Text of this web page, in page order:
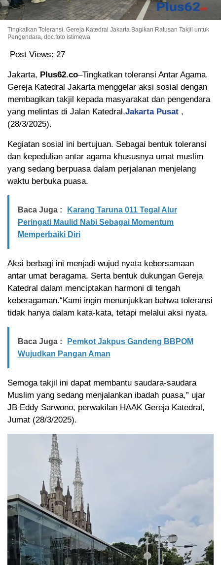
Tingkatkan Toleransi, Gereja Katedral Jakarta Bagikan Ratusan Takjil untuk
Pengendara, doc.foto istimewa
Post Views: 27
Jakarta, Plus62.co–Tingkatkan toleransi Antar Agama.
Gereja Katedral Jakarta menggelar aksi sosial dengan
membagikan takjil kepada masyarakat dan pengendara
yang melintas di Jalan Katedral,Jakarta Pusat ,
(28/3/2025).
Kegiatan sosial ini bertujuan. Sebagai bentuk toleransi
dan kepedulian antar agama khususnya umat muslim
yang sedang berpuasa dalam perjalanan menjelang
waktu berbuka puasa.
Baca Juga :
Karang Taruna 011 Tegal Alur
Peringati Maulid Nabi Sebagai Momentum
Memperbaiki Diri
Aksi berbagi ini menjadi wujud nyata kebersamaan
antar umat beragama. Serta bentuk dukungan Gereja
Katedral dalam menciptakan harmoni di tengah
keberagaman.“Kami ingin menunjukkan bahwa toleransi
tidak hanya dalam kata-kata, tetapi melalui aksi nyata.
Baca Juga :
Pemkot Jakpus Gandeng BBPOM
Wujudkan Pangan Aman
Semoga takjil ini dapat membantu saudara-saudara
Muslim yang sedang menjalankan ibadah puasa,” ujar
JB Eddy Sarwono, perwakilan HAAK Gereja Katedral,
Jumat (28/3/2025).